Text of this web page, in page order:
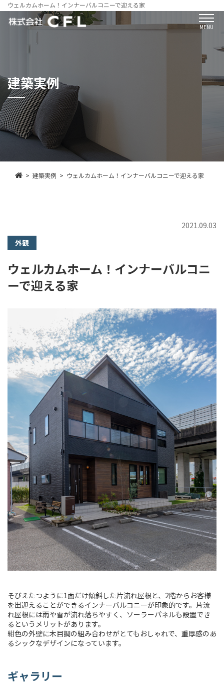
ウェルカムホーム！インナーバルコニーで迎える家
MENU
建築実例
建築実例 ウェルカムホーム！インナーバルコニーで迎える家
2021.09.03
外観
ウェルカムホーム！インナーバルコニ
ーで迎える家
そびえたつように1面だけ傾斜した片流れ屋根と、2階からお客様
を出迎えることができるインナーバルコニーが印象的です。片流
れ屋根には雨や雪が流れ落ちやすく、ソーラーパネルも設置でき
るというメリットがあります。
紺色の外壁に木目調の組み合わせがとてもおしゃれで、重厚感のあ
るシックなデザインになっています。
ギャラリー